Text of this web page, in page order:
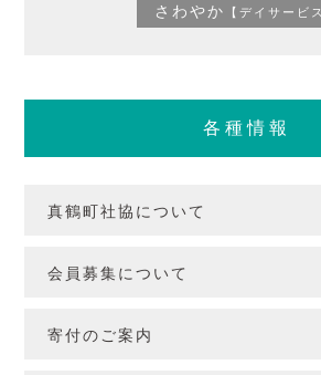
さわやか 【デイサービ
各種情報
真鶴町社協について
会員募集について
寄付のご案内